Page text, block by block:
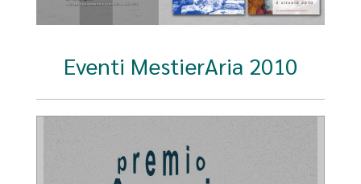
Eventi MestierAria 2010